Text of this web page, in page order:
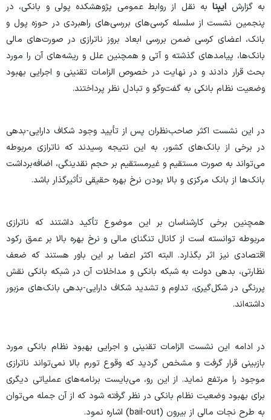
به گزارش ایبِنابه نقل از روابط عمومی پژوهشکده پولی و بانکی، در
پنجمین نشست از سلسله کرسی‌های‌ بررسی‌های راهبردی در حوزه پول و
بانک، اعضای کرسی ضمن بررسی ابعاد بروز ناترازی در صورت‌های مالی
بانک‌ها، پیامدهای گذشته و آتی و همچنین علل و ریشه‌های آن را مورد
بحث قرار دادند و در نهایت در خصوص الزامات تقنینی و اجرایی بهبود
وضعیت نظام بانکی به گفت‌وگو و تبادل نظر پرداختند.
در این نشست اکثر صاحب‌نظران پس از تأیید وجود شکاف دارایی-بدهی
در برخی از بانک‌های کشور، به این نتیجه رسیدند که ناترازی مربوطه
می‌تواند به صورت مستقیم و غیرمستقیم بر حجم نقدینگی، اضافه‌برداشت
بانک‌ها از بانک مرکزی و بالا بودن نرخ بهره حقیقی تأثیرگذار باشد.
همچنین برخی کارشناسان بر این موضوع تأکید داشتند که ناترازی
مربوطه توانسته است از کانال تنگنای مالی و نرخ بهره بالا بر عمق رکود
اقتصادی نیز اثر بگذارد. البته اکثر اعضا بر این باور هستند که ضعف
نظارتی، بدهی دولت به شبکه بانکی و مداخلات ‌آن در شبکه بانکی نقش
پررنگی در شکل‌گیری، تداوم و تشدید شکاف دارایی-بدهی بانک‌های مزبور
داشته‌اند.
در ادامه این نشست الزامات تقنینی و اجرایی بهبود نظام بانکی مورد
بازبینی قرار گرفت و مشخص گردید که وقوع تورم بالا نمی‌تواند ناترازی
موجود را مرتفع نماید. از این رو، می‌بایست برنامه‌های عملیاتی دیگری
برای بهبود وضعیت نظام بانکی در نظر گرفته شود که از آن جمله می‌توان
به طرح نجات مالی از بیرون (bail-out) اشاره نمود.